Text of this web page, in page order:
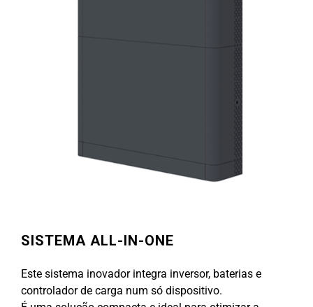
SISTEMA ALL-IN-ONE
Este sistema inovador integra inversor, baterias e
controlador de carga num só dispositivo.